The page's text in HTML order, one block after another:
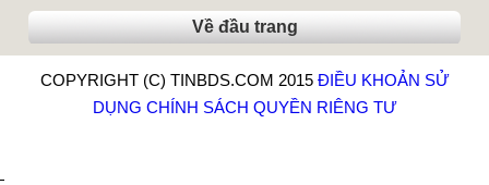
Về đầu trang
COPYRIGHT (C) TINBDS.COM 2015 ĐIỀU KHOẢN SỬ
DỤNG CHÍNH SÁCH QUYỀN RIÊNG TƯ